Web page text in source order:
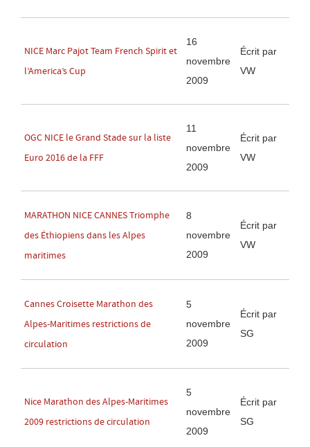
NICE Marc Pajot Team French Spirit et
l’America’s Cup
16
novembre
2009
Écrit par
VW
OGC NICE le Grand Stade sur la liste
Euro 2016 de la FFF
11
novembre
2009
Écrit par
VW
MARATHON NICE CANNES Triomphe
des Éthiopiens dans les Alpes
maritimes
8
novembre
2009
Écrit par
VW
Cannes Croisette Marathon des
Alpes-Maritimes restrictions de
circulation
5
novembre
2009
Écrit par
SG
Nice Marathon des Alpes-Maritimes
2009 restrictions de circulation
5
novembre
2009
Écrit par
SG